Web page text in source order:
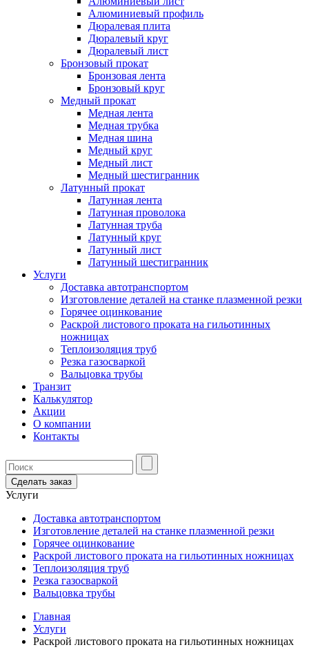
Алюминиевый профиль
Дюралевая плита
Дюралевый круг
Дюралевый лист
Бронзовый прокат
Бронзовая лента
Бронзовый круг
Медный прокат
Медная лента
Медная трубка
Медная шина
Медный круг
Медный лист
Медный шестигранник
Латунный прокат
Латунная лента
Латунная проволока
Латунная труба
Латунный круг
Латунный лист
Латунный шестигранник
Услуги
Доставка автотранспортом
Изготовление деталей на станке плазменной резки
Горячее оцинкование
Раскрой листового проката на гильотинных
ножницах
Теплоизоляция труб
Резка газосваркой
Вальцовка трубы
Транзит
Калькулятор
Акции
О компании
Контакты
Сделать заказ
Услуги
Доставка автотранспортом
Изготовление деталей на станке плазменной резки
Горячее оцинкование
Раскрой листового проката на гильотинных ножницах
Теплоизоляция труб
Резка газосваркой
Вальцовка трубы
Главная
Услуги
Раскрой листового проката на гильотинных ножницах